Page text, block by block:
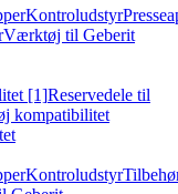
Kontroludstyr
Værktøj til Geberit
[1]Reservedele til
kompatibilitet
Kontroludstyr